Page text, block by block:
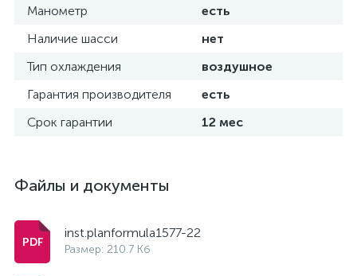
Манометр
есть
Наличие шасси
нет
Тип охлаждения
воздушное
Гарантия производителя
есть
Срок гарантии
12 мес
Файлы и документы
inst.planformula1577-22
Размер: 210.7 Кб